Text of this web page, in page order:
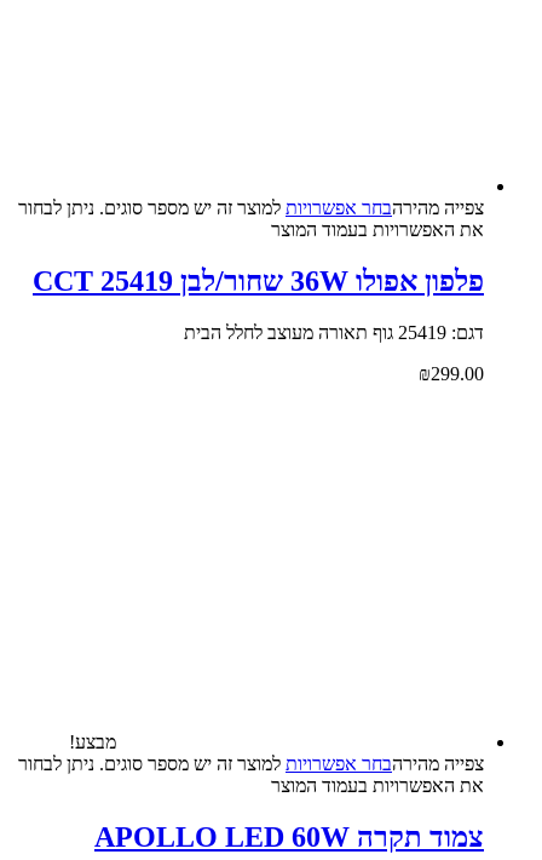
צפייה‬ ‫מהירה‬בחר אפשרויות למוצר זה יש מספר סוגים. ניתן לבחור
את האפשרויות בעמוד המוצר
פלפון אפולו 36W שחור/לבן CCT 25419
דגם: 25419 גוף תאורה מעוצב לחלל הבית
₪299.00
מבצע!
צפייה‬ ‫מהירה‬בחר אפשרויות למוצר זה יש מספר סוגים. ניתן לבחור
את האפשרויות בעמוד המוצר
צמוד תקרה APOLLO LED 60W